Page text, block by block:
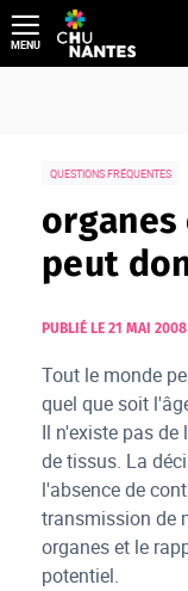
Aller
au
contenu
MENU
QUESTIONS FRÉQUENTES
peut
PUBLIÉ LE 21 MAI 2008
Tout le monde
quel que soit
Il n'existe pas
de tissus. La
l'absence de
transmission de
organes et le
potentiel.